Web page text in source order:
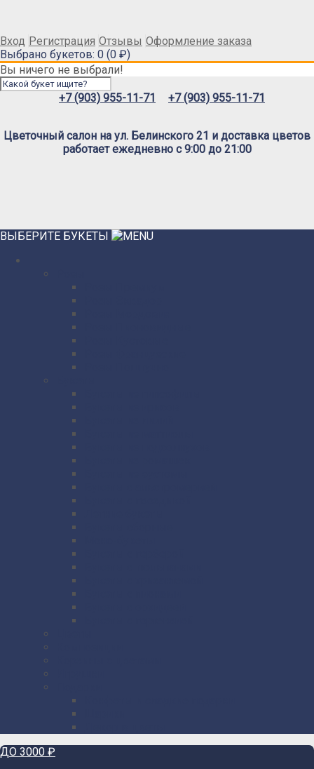
Вход Регистрация Отзывы Оформление заказа
Выбрано букетов: 0 (0 ₽)
Вы ничего не выбрали!
+7 (903) 955-11-71 +7 (903) 955-11-71
Цветочный салон на ул. Белинского 21 и доставка цветов
работает ежедневно с 9:00 до 21:00
ВЫБЕРИТЕ БУКЕТЫ
ДО 3000 ₽